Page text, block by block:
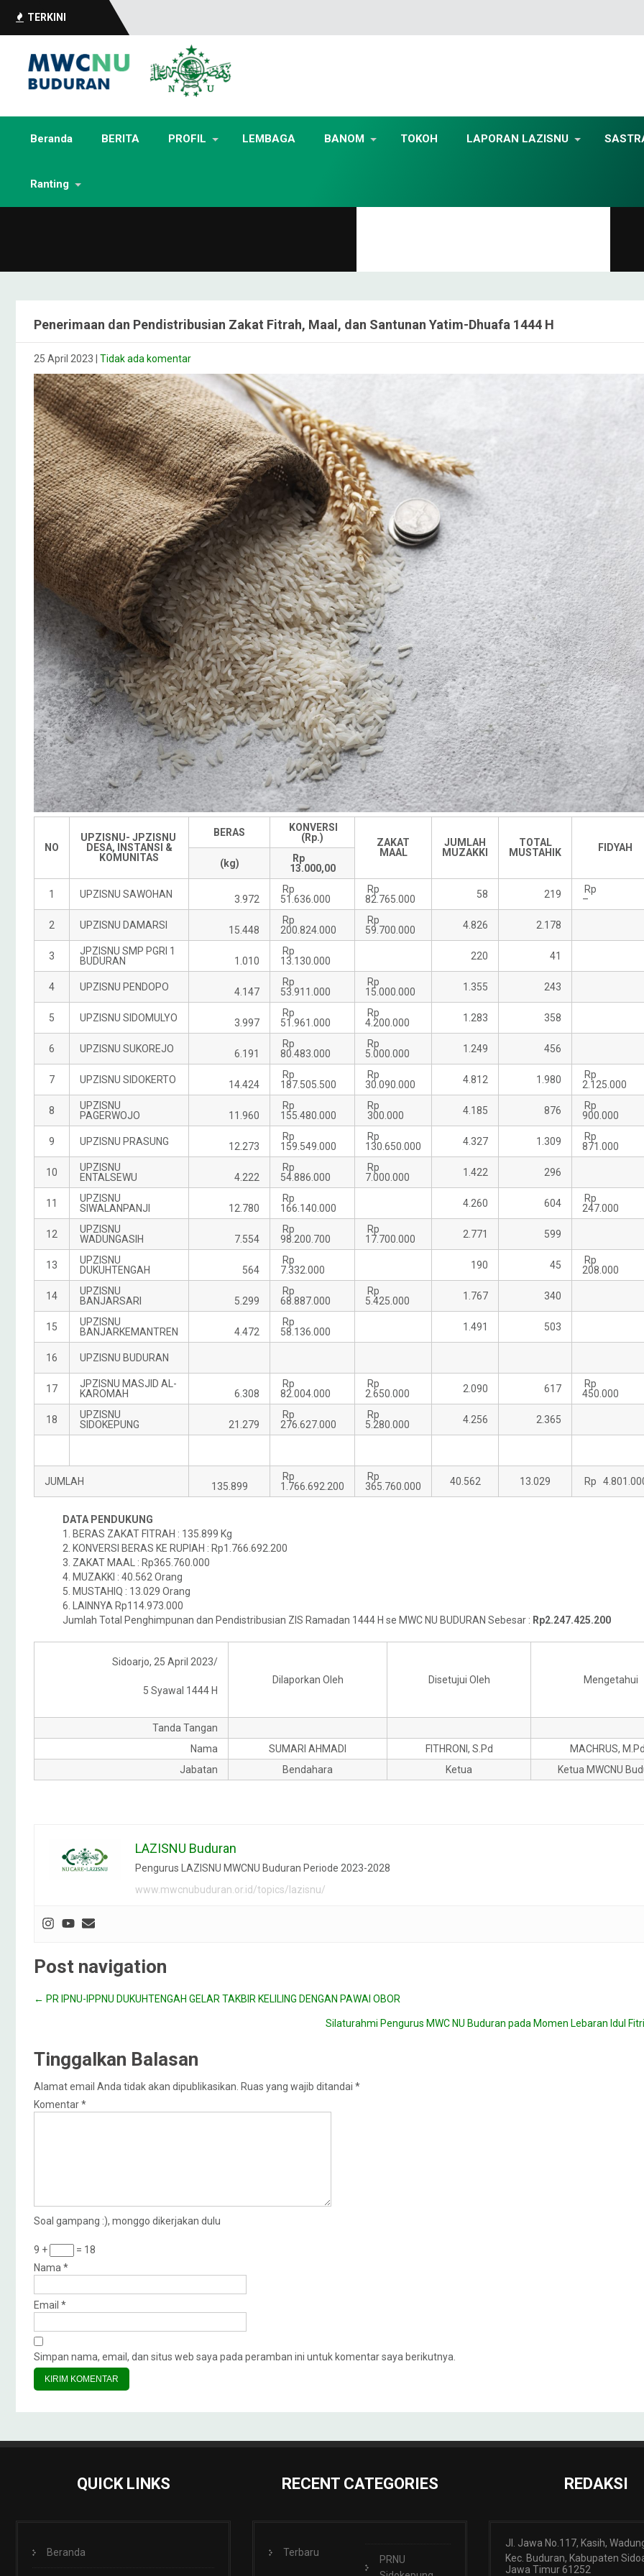
TERKINI
Beranda BERITA PROFIL LEMBAGA BANOM TOKOH LAPORAN LAZISNU
Ranting
Penerimaan dan Pendistribusian Zakat Fitrah, Maal, dan Santunan Yatim-Dhuafa 1444 H
25 April 2023 Tidak ada komentar
NO
UPZISNU- JPZISNU
DESA, INSTANSI &
KOMUNITAS
BERAS
KONVERSI
(Rp.)
ZAKAT
MAAL
JUMLAH
MUZAKKI
TOTAL
MUSTAHIK
FIDYAH
(kg)
Rp
13.000,00
1 UPZISNU SAWOHAN 3.972
Rp
51.636.000
Rp
82.765.000
58 219
Rp
–
2 UPZISNU DAMARSI 15.448
Rp
200.824.000
Rp
59.700.000
4.826 2.178
3
JPZISNU SMP PGRI 1
BUDURAN
1.010
Rp
13.130.000
220 41
4 UPZISNU PENDOPO 4.147
Rp
53.911.000
Rp
15.000.000
1.355 243
5 UPZISNU SIDOMULYO 3.997
Rp
51.961.000
Rp
4.200.000
1.283 358
6 UPZISNU SUKOREJO 6.191
Rp
80.483.000
Rp
5.000.000
1.249 456
7 UPZISNU SIDOKERTO 14.424
Rp
187.505.500
Rp
30.090.000
4.812 1.980
Rp
2.125.000
8
UPZISNU
PAGERWOJO
11.960
Rp
155.480.000
Rp
300.000
4.185 876
Rp
900.000
9 UPZISNU PRASUNG 12.273
Rp
159.549.000
Rp
130.650.000
4.327 1.309
Rp
871.000
10
UPZISNU
ENTALSEWU
4.222
Rp
54.886.000
Rp
7.000.000
1.422 296
11
UPZISNU
SIWALANPANJI
12.780
Rp
166.140.000
4.260 604
Rp
247.000
12
UPZISNU
WADUNGASIH
7.554
Rp
98.200.700
Rp
17.700.000
2.771 599
13
UPZISNU
DUKUHTENGAH
564
Rp
7.332.000
190 45
Rp
208.000
14
UPZISNU
BANJARSARI
5.299
Rp
68.887.000
Rp
5.425.000
1.767 340
15
UPZISNU
BANJARKEMANTREN
4.472
Rp
58.136.000
1.491 503
16 UPZISNU BUDURAN
17
JPZISNU MASJID AL-
KAROMAH
6.308
Rp
82.004.000
Rp
2.650.000
2.090 617
Rp
450.000
18
UPZISNU
SIDOKEPUNG
21.279
Rp
276.627.000
Rp
5.280.000
4.256 2.365
JUMLAH 135.899
Rp
1.766.692.200
Rp
365.760.000
40.562 13.029 Rp
DATA PENDUKUNG
1. BERAS ZAKAT FITRAH : 135.899 Kg
2. KONVERSI BERAS KE RUPIAH : Rp1.766.692.200
3. ZAKAT MAAL : Rp365.760.000
4. MUZAKKI : 40.562 Orang
5. MUSTAHIQ : 13.029 Orang
6. LAINNYA Rp114.973.000
Jumlah Total Penghimpunan dan Pendistribusian ZIS Ramadan 1444 H se MWC NU BUDURAN Sebesar : Rp2.247.425.200
Sidoarjo, 25 April 2023/
5 Syawal 1444 H
Dilaporkan Oleh Disetujui Oleh Mengetahui
Tanda Tangan
Nama
SUMARI AHMADI FITHRONI, S.Pd
MACHRUS,
Jabatan
Bendahara Ketua Ketua MWCNU
LAZISNU Buduran
Pengurus LAZISNU MWCNU Buduran Periode 2023-2028
www.mwcnubuduran.or.id/topics/lazisnu/
Post navigation
← PR IPNU-IPPNU DUKUHTENGAH GELAR TAKBIR KELILING DENGAN PAWAI OBOR
Silaturahmi Pengurus MWC NU Buduran pada Momen Lebaran Idul
Tinggalkan Balasan
Alamat email Anda tidak akan dipublikasikan. Ruas yang wajib ditandai *
Komentar*
Soal gampang :), monggo dikerjakan dulu
9 +
= 18
Nama *
Email *
Simpan nama, email, dan situs web saya pada peramban ini untuk komentar saya berikutnya.
QUICK LINKS
Beranda
RECENT CATEGORIES
Terbaru
PRNU
REDAKSI
Jl. Jawa No.117, Kasih,
Kec. Buduran, Kabupaten
Jawa Timur 61252